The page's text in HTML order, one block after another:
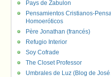
Pays de Zabulon
Pensamientos Cristianos-
Homoeróticos
Père Jonathan (francés)
Refugio Interior
Soy Cofrade
The Closet Professor
Umbrales de Luz (Blog de